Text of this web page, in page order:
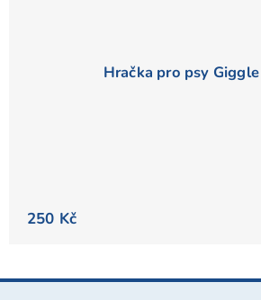
Hračka pro psy
je
5
250 Kč
Z